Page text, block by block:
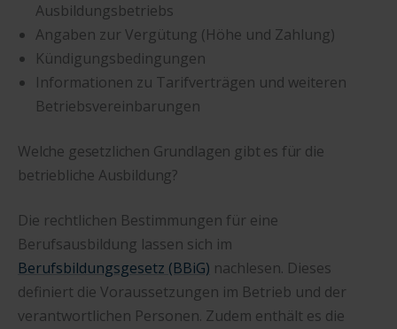
Ausbildungsbetriebs
Angaben zur Vergütung (Höhe und Zahlung)
Kündigungsbedingungen
Informationen zu Tarifverträgen und weiteren
Betriebsvereinbarungen
Welche gesetzlichen Grundlagen gibt es für die
betriebliche Ausbildung?
Die rechtlichen Bestimmungen für eine
Berufsausbildung lassen sich im
Berufsbildungsgesetz (BBiG) nachlesen. Dieses
definiert die Voraussetzungen im Betrieb und der
verantwortlichen Personen. Zudem enthält es die